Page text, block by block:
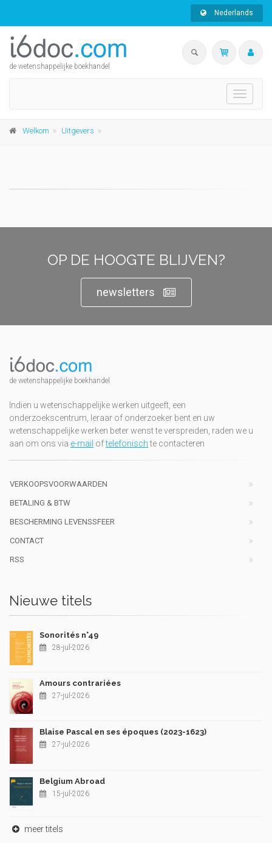
Nederlands
de wetenshappelijke boekhandel
Toggle
Welkom Uitgevers
OP DE HOOGTE BLIJVEN?
newsletters
de wetenshappelijke boekhandel
Indien u wetenschappelijke werken uitgeeft, een
onderzoekscentrum, leraar of onderzoeker bent en uw
wetenschappelijke werken beter wenst te verspreiden, raden we u
aan om ons via e-mail oftelefonischte contacteren
VERKOOPSVOORWAARDEN
BETALING & BTW
BESCHERMING LEVENSSFEER
CONTACT
RSS
Nieuwe titels
Sonorités n°49
28-jul-2026
Amours contrariées
27-jul-2026
Blaise Pascal en ses époques (2023-1623)
27-jul-2026
Belgium Abroad
15-jul-2026
meer titels